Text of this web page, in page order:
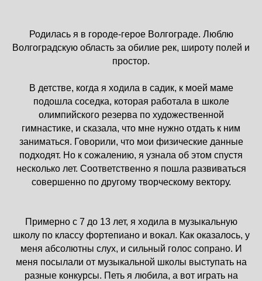
Родилась я в городе-герое Волгограде. Люблю
Волгоградскую область за обилие рек, широту полей и
простор.
В детстве, когда я ходила в садик, к моей маме
подошла соседка, которая работала в школе
олимпийского резерва по художественной
гимнастике, и сказала, что мне нужно отдать к ним
заниматься. Говорили, что мои физические данные
подходят. Но к сожалению, я узнала об этом спустя
несколько лет. Соответственно я пошла развиваться
совершенно по другому творческому вектору.
Примерно с 7 до 13 лет, я ходила в музыкальную
школу по классу фортепиано и вокал. Как оказалось, у
меня абсолютны слух, и сильный голос сопрано. И
меня посылали от музыкальной школы выступать на
разные конкурсы. Петь я любила, а вот играть на